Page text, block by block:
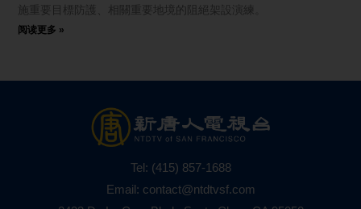
施重要目標防護、相關重要地境的阻絕架設演練。
阅读更多 »
Tel: (415) 857-1688
Email: contact@ntdtvsf.com